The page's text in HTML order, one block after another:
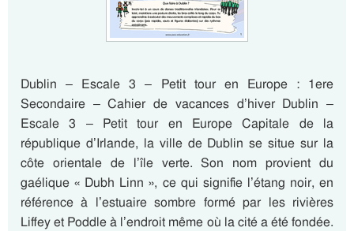
Dublin – Escale 3 – Petit tour en Europe : 1ere
Secondaire – Cahier de vacances d’hiver Dublin –
Escale 3 – Petit tour en Europe Capitale de la
république d’Irlande, la ville de Dublin se situe sur la
côte orientale de l’île verte. Son nom provient du
gaélique « Dubh Linn », ce qui signifie l’étang noir, en
référence à l’estuaire sombre formé par les rivières
Liffey et Poddle à l’endroit même où la cité a été fondée.